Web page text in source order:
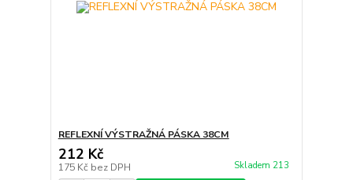
REFLEXNÍ VÝSTRAŽNÁ PÁSKA 38CM
212 Kč
175 Kč bez DPH Skladem 213